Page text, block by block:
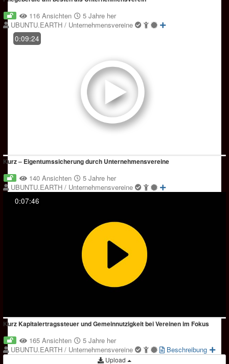
116 Ansichten
5 Jahre her
UBUNTU.EARTH / Unternehmensvereine
0:09:24
Kurz ‒ Eigentumssicherung durch Unternehmensvereine
140 Ansichten
5 Jahre her
UBUNTU.EARTH / Unternehmensvereine
0:07:46
Kurz Kapitalertragssteuer und Gemeinnutzigkeit bei Vereinen im Fokus
165 Ansichten
5 Jahre her
UBUNTU.EARTH / Unternehmensvereine
Beschreibung
Upload